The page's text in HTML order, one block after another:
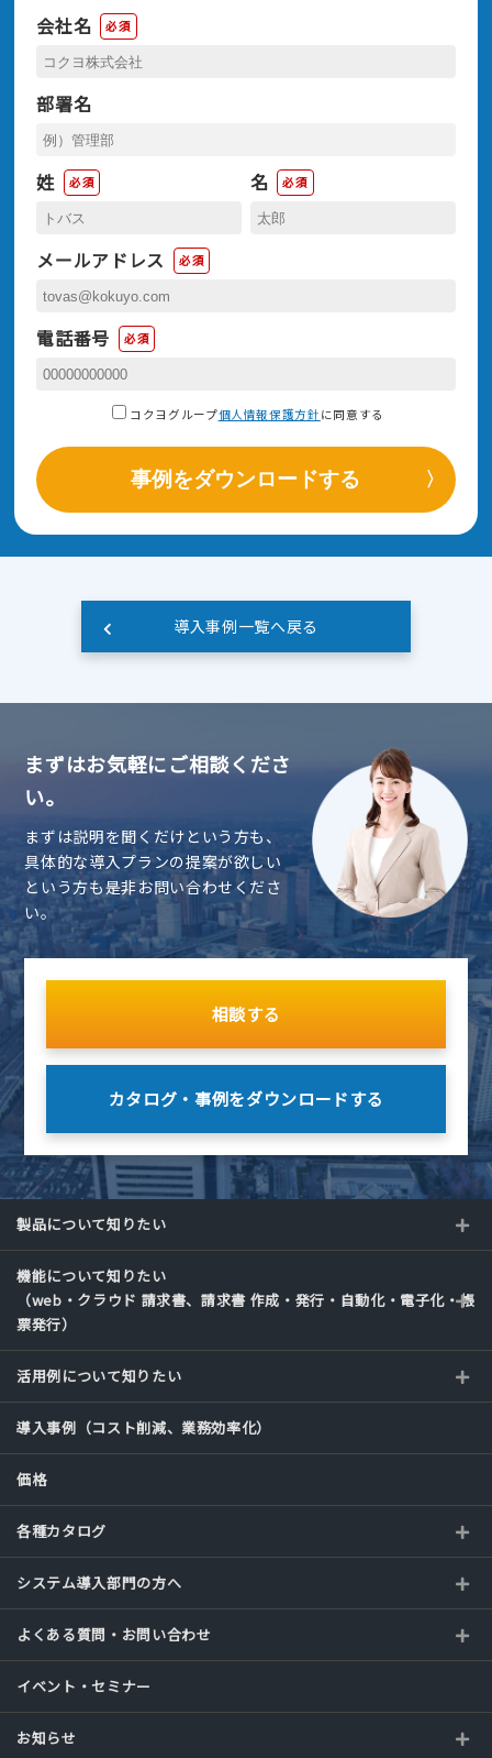
会社名
必須
部署名
姓 必須 名 必須
メールアドレス 必須
電話番号 必須
コクヨグループ個人情報保護方針 に同意する
事例をダウンロードする
導入事例一覧へ戻る
まずはお気軽にご相談くださ
い。
まずは説明を聞くだけという方も、
具体的な導入プランの提案が欲しい
という方も是非お問い合わせくださ
い。
相談する
カタログ・事例をダウンロードする
製品について知りたい
機能について知りたい
（web・クラウド 請求書、請求書 作成・発行・自動化・電子化・帳
票発行）
活用例について知りたい
導入事例（コスト削減、業務効率化）
価格
各種カタログ
システム導入部門の方へ
よくある質問・お問い合わせ
イベント・セミナー
お知らせ